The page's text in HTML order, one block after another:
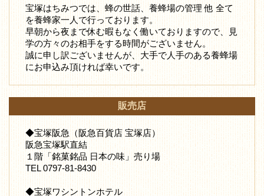
宝塚はちみつでは、蜂の世話、養蜂場の管理 他 全て
を養蜂家一人で行っております。
早朝から夜まで休む暇もなく働いておりますので、見
学の方々のお相手をする時間がございません。
誠に申し訳ございませんが、大手で人手のある養蜂場
にお申込み頂ければ幸いです。
販売店
◆宝塚阪急（阪急百貨店 宝塚店）
阪急宝塚駅直結
１階「銘菓銘品 日本の味」売り場
TEL 0797-81-8430
◆宝塚ワシントンホテル